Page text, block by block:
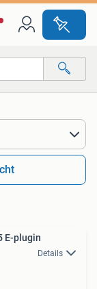
E-plugin
Details